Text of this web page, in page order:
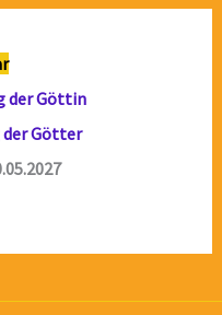
der Göttin
der Götter